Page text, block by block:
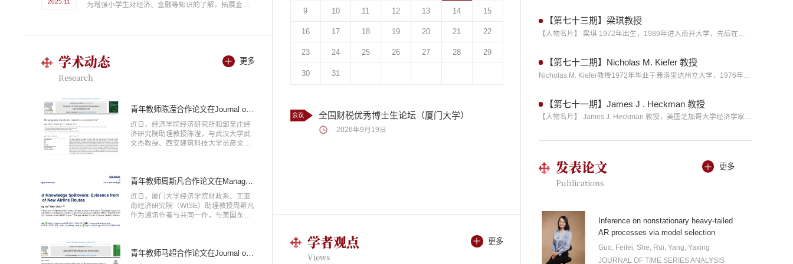
学术动态
Research
更多
青年教师陈滢合作论文在Journal of Environmental Economics and Management正式发表
近日，经济学院经济研究所和邹至庄经
济研究院助理教授陈滢，与武汉大学武
文杰教授、西安建筑科技大学员彦文助
理学国际顶尖期刊Journal of
Management，该刊是厦门大学经济学
科认定的国际A类期刊。在“双碳”目标加
速推进背景下，综合评估减排政策对平
青年教师周斯凡合作论文在Management Science线上发表
近日，厦门大学经济学院财政系、王亚
南经济研究院（WISE）助理教授周斯凡
作为通讯作者与共同一作，与美国东北
Spillovers: Evidence from the
青年教师马超合作论文在Journal of Development Economics发表
9 10 11 12 13 14 15
16 17 18 19 20 21 22
23 24 25 26 27 28 29
30 31
会议 全国财税优秀博士生论坛（厦门大学）
2026年9月19日
学者观点
Views
更多
【第七十三期】梁琪教授
【第七十二期】Nicholas M. Kiefer 教授
【第七十一期】James J . Heckman 教授
发表论文
Publications
更多
Inference on nonstationary heavy-tailed
AR processes via model selection
Guo, Feifei, She, Rui, Yang, Yaxing
JOURNAL OF TIME SERIES ANALYSIS